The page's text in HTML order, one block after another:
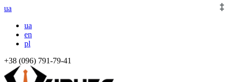
ua
ua
en
pl
+38 (096) 791-79-41